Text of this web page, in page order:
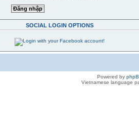
SOCIAL LOGIN OPTIONS
Powered by
Vietnamese language